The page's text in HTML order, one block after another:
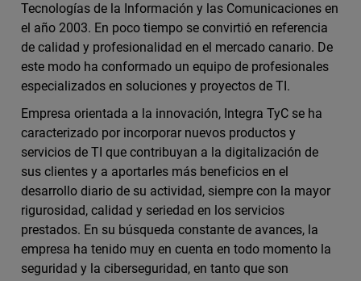
Tecnologías de la Información y las Comunicaciones en
el año 2003. En poco tiempo se convirtió en referencia
de calidad y profesionalidad en el mercado canario. De
este modo ha conformado un equipo de profesionales
especializados en soluciones y proyectos de TI.
Empresa orientada a la innovación, Integra TyC se ha
caracterizado por incorporar nuevos productos y
servicios de TI que contribuyan a la digitalización de
sus clientes y a aportarles más beneficios en el
desarrollo diario de su actividad, siempre con la mayor
rigurosidad, calidad y seriedad en los servicios
prestados. En su búsqueda constante de avances, la
empresa ha tenido muy en cuenta en todo momento la
seguridad y la ciberseguridad, en tanto que son